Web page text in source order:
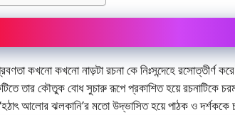
কখনো কখনো নাড়টা রচনা কে নিঃসন্দেহে রসোত্তীর্ণ
তার কৌতুক বোধ সুচারু রূপে প্রকাশিত হয়ে
আলোর ঝলকানি’র মতো উদ্ভাসিত হয়ে পাঠক ও